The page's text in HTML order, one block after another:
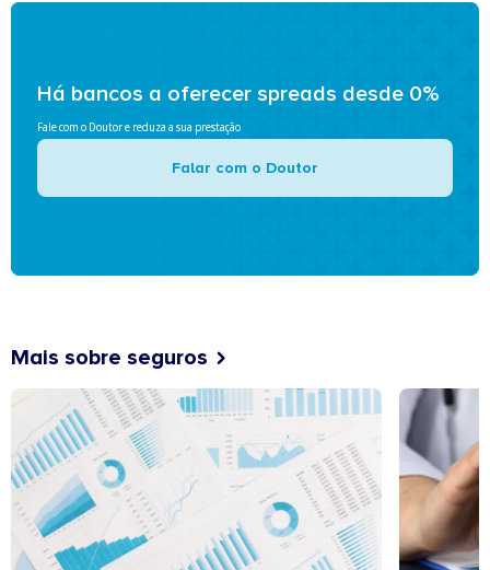
Há bancos a oferecer spreads desde 0%
Fale com o Doutor e reduza a sua prestação
Falar com o Doutor
Mais sobre seguros